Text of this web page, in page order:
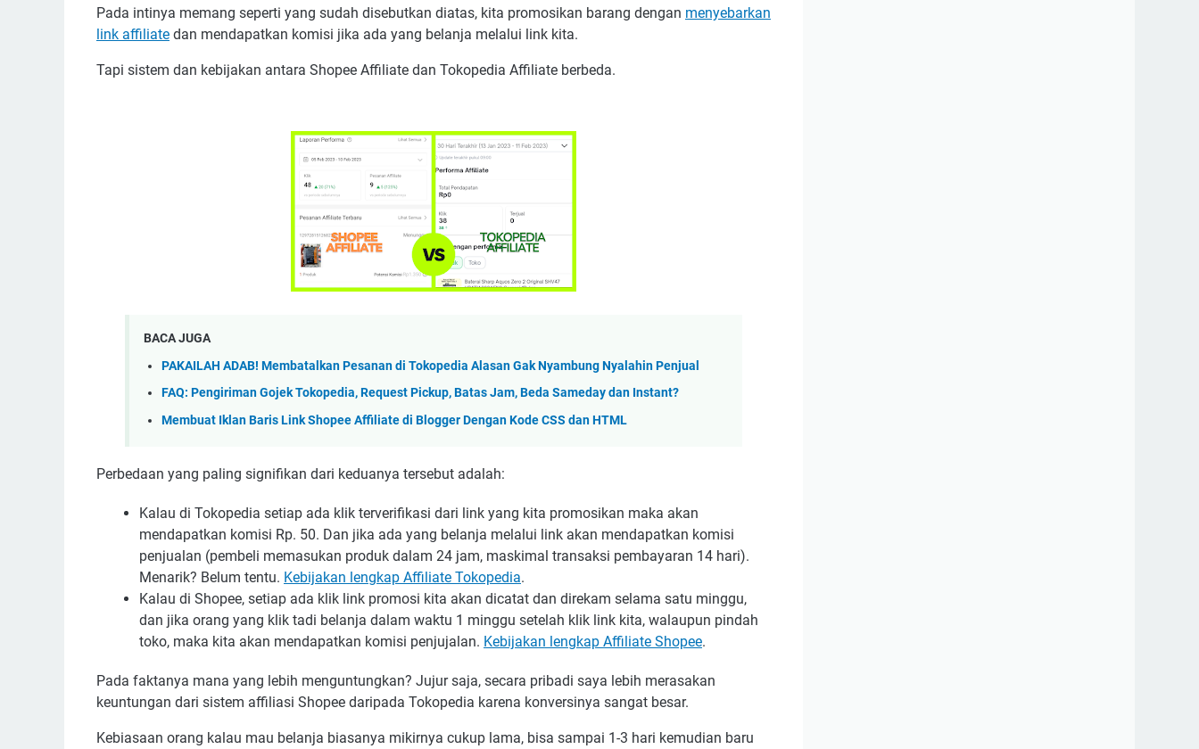
Pada intinya memang seperti yang sudah disebutkan diatas, kita promosikan barang dengan menyebarkan
link affiliate dan mendapatkan komisi jika ada yang belanja melalui link kita.
Tapi sistem dan kebijakan antara Shopee Affiliate dan Tokopedia Affiliate berbeda.
BACA JUGA
PAKAILAH ADAB! Membatalkan Pesanan di Tokopedia Alasan Gak Nyambung Nyalahin Penjual
FAQ: Pengiriman Gojek Tokopedia, Request Pickup, Batas Jam, Beda Sameday dan Instant?
Membuat Iklan Baris Link Shopee Affiliate di Blogger Dengan Kode CSS dan HTML
Perbedaan yang paling signifikan dari keduanya tersebut adalah:
Kalau di Tokopedia setiap ada klik terverifikasi dari link yang kita promosikan maka akan
mendapatkan komisi Rp. 50. Dan jika ada yang belanja melalui link akan mendapatkan komisi
penjualan (pembeli memasukan produk dalam 24 jam, maskimal transaksi pembayaran 14 hari).
Menarik? Belum tentu. Kebijakan lengkap Affiliate Tokopedia.
Kalau di Shopee, setiap ada klik link promosi kita akan dicatat dan direkam selama satu minggu,
dan jika orang yang klik tadi belanja dalam waktu 1 minggu setelah klik link kita, walaupun pindah
toko, maka kita akan mendapatkan komisi penjujalan. Kebijakan lengkap Affiliate Shopee.
Pada faktanya mana yang lebih menguntungkan? Jujur saja, secara pribadi saya lebih merasakan
keuntungan dari sistem affiliasi Shopee daripada Tokopedia karena konversinya sangat besar.
Kebiasaan orang kalau mau belanja biasanya mikirnya cukup lama, bisa sampai 1-3 hari kemudian baru